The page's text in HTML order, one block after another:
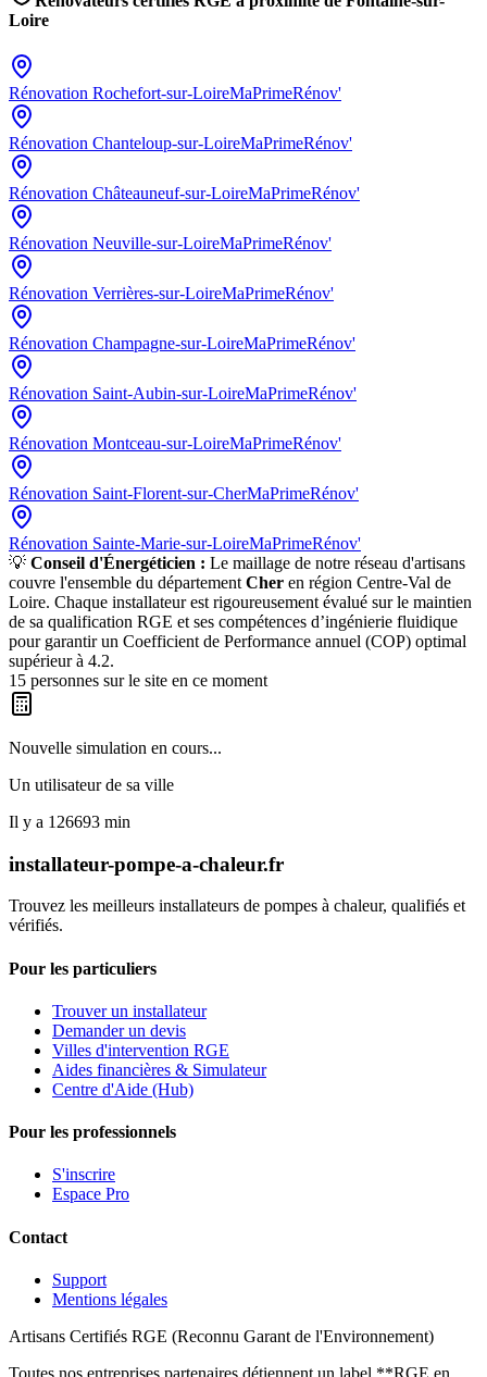
Loire
Rénovation Rochefort-sur-LoireMaPrimeRénov'
Rénovation Chanteloup-sur-LoireMaPrimeRénov'
Rénovation Châteauneuf-sur-LoireMaPrimeRénov'
Rénovation Neuville-sur-LoireMaPrimeRénov'
Rénovation Verrières-sur-LoireMaPrimeRénov'
Rénovation Champagne-sur-LoireMaPrimeRénov'
Rénovation Saint-Aubin-sur-LoireMaPrimeRénov'
Rénovation Montceau-sur-LoireMaPrimeRénov'
Rénovation Saint-Florent-sur-CherMaPrimeRénov'
Rénovation Sainte-Marie-sur-LoireMaPrimeRénov'
💡 Conseil d'Énergéticien : Le maillage de notre réseau d'artisans
couvre l'ensemble du département Cher en région Centre-Val de
Loire. Chaque installateur est rigoureusement évalué sur le maintien
de sa qualification RGE et ses compétences d’ingénierie fluidique
pour garantir un Coefficient de Performance annuel (COP) optimal
supérieur à 4.2.
15 personnes sur le site en ce moment
Nouvelle simulation en cours...
Un utilisateur de sa ville
Il y a 126693 min
installateur-pompe-a-chaleur.fr
Trouvez les meilleurs installateurs de pompes à chaleur, qualifiés et
vérifiés.
Pour les particuliers
Trouver un installateur
Demander un devis
Villes d'intervention RGE
Aides financières & Simulateur
Centre d'Aide (Hub)
Pour les professionnels
S'inscrire
Espace Pro
Contact
Support
Mentions légales
Artisans Certifiés RGE (Reconnu Garant de l'Environnement)
Toutes nos entreprises partenaires détiennent un label **RGE en